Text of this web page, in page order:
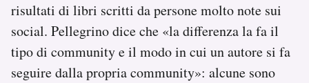
risultati di libri scritti da persone molto note sui
social. Pellegrino dice che «la differenza la fa il
tipo di community e il modo in cui un autore si fa
seguire dalla propria community»: alcune sono